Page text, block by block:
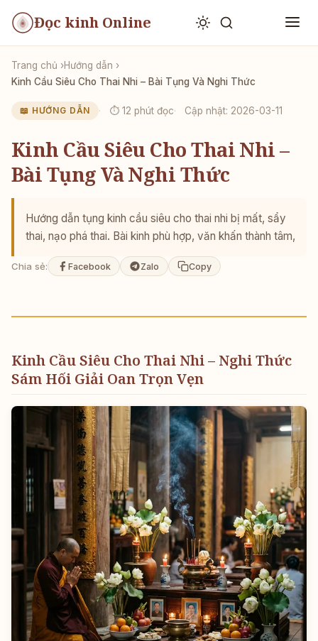
Đọc kinh Online
Trang chủ
Hướng dẫn
Kinh Cầu Siêu Cho Thai Nhi – Bài Tụng Và Nghi Thức
📖 HƯỚNG DẪN ⏱ 12 phút đọc Cập nhật: 2026-03-11
Kinh Cầu Siêu Cho Thai Nhi –
Bài Tụng Và Nghi Thức
Hướng dẫn tụng kinh cầu siêu cho thai nhi bị mất, sẩy
thai, nạo phá thai. Bài kinh phù hợp, văn khấn thành tâm,
Chia sẻ: Facebook Zalo Copy
Kinh Cầu Siêu Cho Thai Nhi – Nghi Thức
Sám Hối Giải Oan Trọn Vẹn